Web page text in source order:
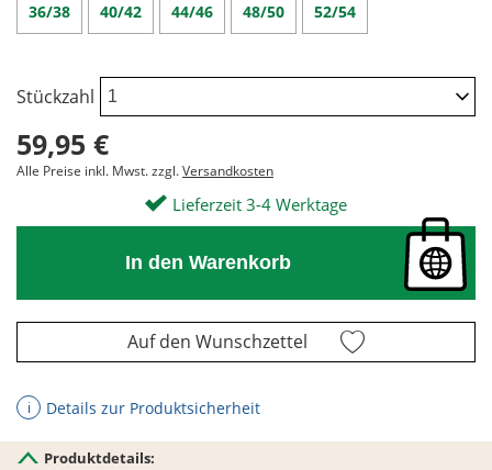
36/38 40/42 44/46 48/50 52/54
Stückzahl
59,95 €
Alle Preise inkl. Mwst. zzgl.Versandkosten
Lieferzeit 3-4 Werktage
In den Warenkorb
Auf den Wunschzettel
ℹ Details zur Produktsicherheit
Produktdetails: